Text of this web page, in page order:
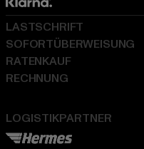
LOGISTIKPARTNER
LASTSCHRIFT
SOFORTÜBERWEISUNG
RATENKAUF
RECHNUNG